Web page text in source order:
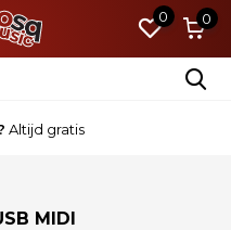
0 0
Altijd gratis
MIDI